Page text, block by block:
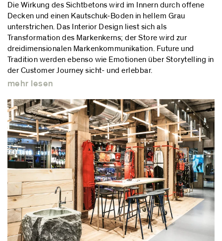
Die Wirkung des Sichtbetons wird im Innern durch offene
Decken und einen Kautschuk-Boden in hellem Grau
unterstrichen. Das Interior Design liest sich als
Transformation des Markenkerns; der Store wird zur
dreidimensionalen Markenkommunikation. Future und
Tradition werden ebenso wie Emotionen über Storytelling in
der Customer Journey sicht- und erlebbar.
mehr lesen